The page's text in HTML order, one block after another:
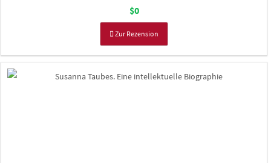
$0
Zur Rezension